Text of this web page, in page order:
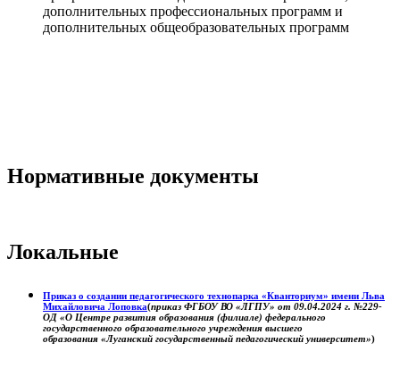
дополнительных профессиональных программ и
дополнительных общеобразовательных программ
Нормативные документы
Локальные
Приказ о создании педагогического технопарка «Кванториум» имени Льва
Михайловича Лоповка(приказ ФГБОУ ВО «ЛГПУ» от 09.04.2024 г. №229-
ОД «О Центре развития образования (филиале) федерального
государственного образовательного учреждения высшего
образования «Луганский государственный педагогический университет»)